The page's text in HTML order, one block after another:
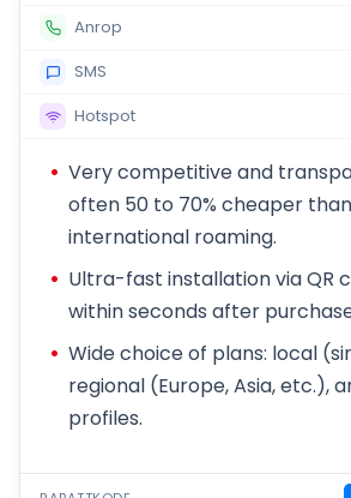
Anrop
SMS
Hotspot
Very competitive and
often 50 to 70% cheaper
international roaming.
Ultra-fast installation via QR
within seconds after
Wide choice of plans: local
regional (Europe, Asia, etc.),
profiles.